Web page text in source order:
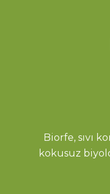
Biorfe, sıvı
kokusuz